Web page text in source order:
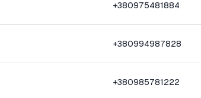
+380975481884
+380994987828
+380985781222